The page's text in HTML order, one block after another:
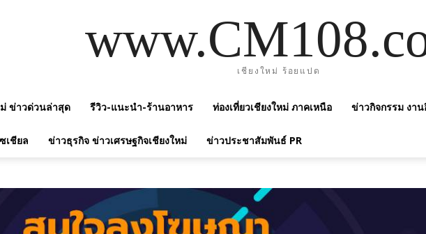
เชียงใหม่ ร้อยแปด
ข่าวด่วนล่าสุด รีวิว-แนะนำ-ร้านอาหาร ท่องเที่ยวเชียงใหม่ ภาคเหนือ ข่าวกิจกรรม งาน
เชียล ข่าวธุรกิจ ข่าวเศรษฐกิจเชียงใหม่ ข่าวประชาสัมพันธ์ PR